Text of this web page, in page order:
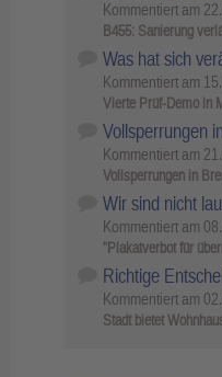
Kommentiert am
B455: Sanierung
Was hat sich
Kommentiert am
Vierte Prüf-Demo in
Vollsperrungen
Kommentiert am
Vollsperrungen in
Wir sind nicht
Kommentiert am
"Plakatverbot für
Richtige
Kommentiert am
Stadt bietet